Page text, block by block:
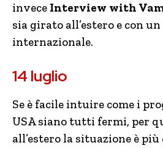
invece Interview with
sia girato all’estero e con
internazionale.
14 luglio
Se è facile intuire come i
USA siano tutti fermi, per
all’estero la situazione è più